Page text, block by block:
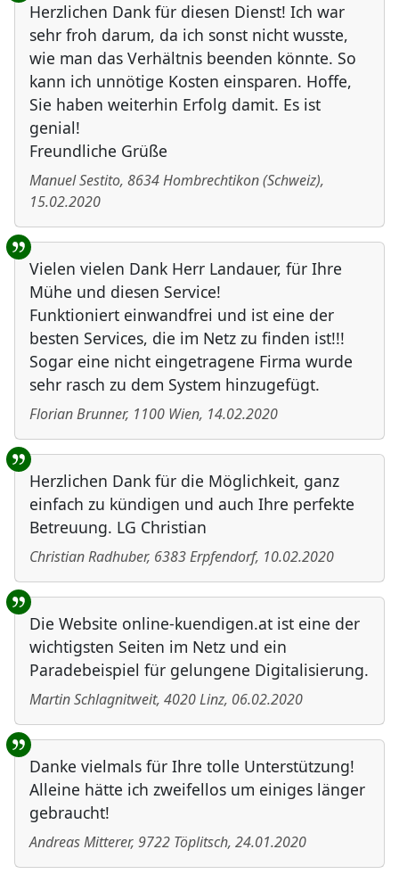
Herzlichen Dank für diesen Dienst! Ich war
sehr froh darum, da ich sonst nicht wusste,
wie man das Verhältnis beenden könnte. So
kann ich unnötige Kosten einsparen. Hoffe,
Sie haben weiterhin Erfolg damit. Es ist
genial!
Freundliche Grüße
Manuel Sestito, 8634Hombrechtikon(Schweiz),
15.02.2020
Vielen vielen Dank Herr Landauer, für Ihre
Mühe und diesen Service!
Funktioniert einwandfrei und ist eine der
besten Services, die im Netz zu finden ist!!!
Sogar eine nicht eingetragene Firma wurde
sehr rasch zu dem System hinzugefügt.
Florian Brunner, 1100 Wien, 14.02.2020
Herzlichen Dank für die Möglichkeit, ganz
einfach zu kündigen und auch Ihre perfekte
Betreuung. LG Christian
Christian Radhuber, 6383Erpfendorf, 10.02.2020
Die Website online-kuendigen.at ist eine der
wichtigsten Seiten im Netz und ein
Paradebeispiel für gelungene Digitalisierung.
Martin Schlagnitweit, 4020Linz, 06.02.2020
Danke vielmals für Ihre tolle Unterstützung!
Alleine hätte ich zweifellos um einiges länger
gebraucht!
Andreas Mitterer, 9722 Töplitsch, 24.01.2020